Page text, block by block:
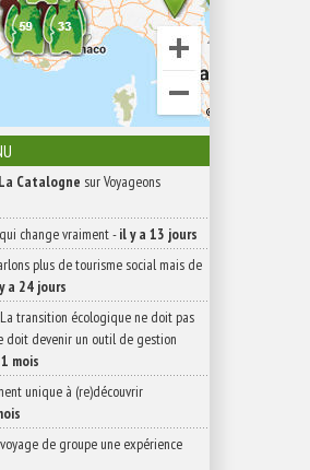
La Catalogne sur Voyageons
change vraiment-il y a 13 jours
plus de tourisme social mais de
a 24 jours
transition écologique ne doit pas
doit devenir un outil de gestion
mois
unique à (re)découvrir
de groupe une expérience